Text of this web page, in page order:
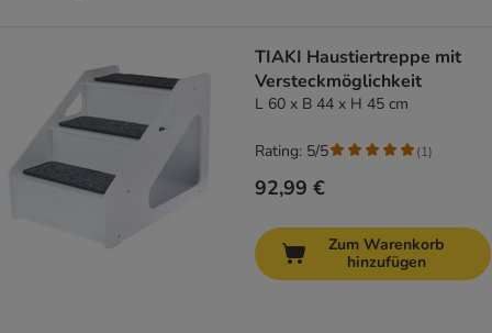
TIAKI Haustiertreppe mit
Versteckmöglichkeit
L 60 x B 44 x H 45 cm
92,99 €
Rating: 5/5 (1)
Zum Warenkorb
hinzufügen